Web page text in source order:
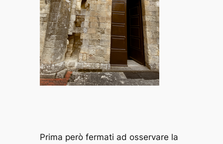
Prima però fermati ad osservare la